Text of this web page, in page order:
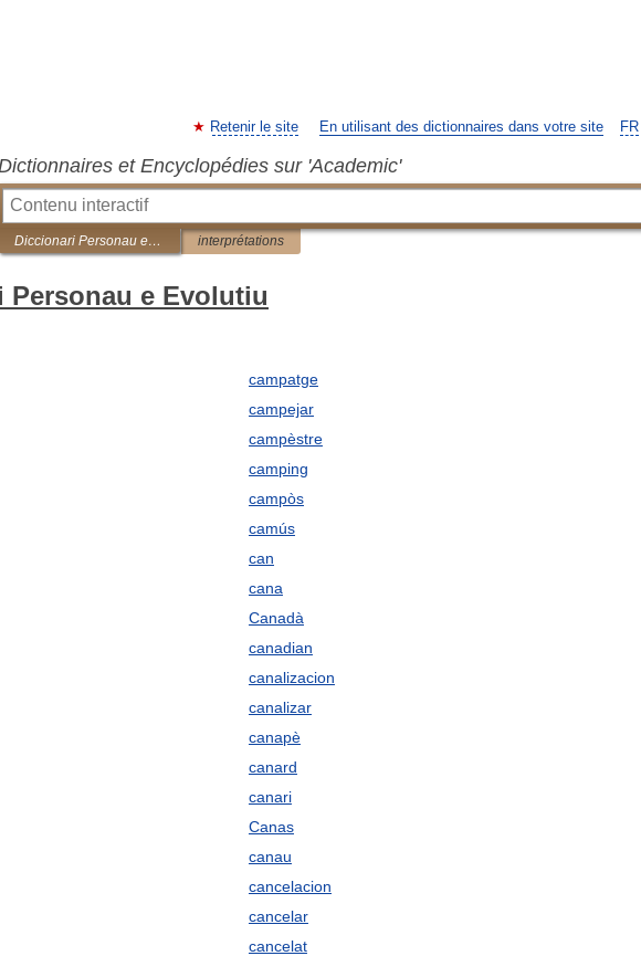
FR
Retenir le site En utilisant des dictionnaires dans votre site
et Encyclopédies sur 'Academic'
Diccionari Personau e Evolutiu interprétations
Personau e Evolutiu
campatge
campejar
campèstre
camping
campòs
camús
can
cana
Canadà
canadian
canalizacion
canalizar
canapè
canard
canari
Canas
canau
cancelacion
cancelar
cancelat